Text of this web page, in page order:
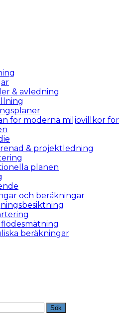
& avledning
för moderna miljövillkor för
& projektledning
planen
och beräkningar
flödesmätning
beräkningar
Sök